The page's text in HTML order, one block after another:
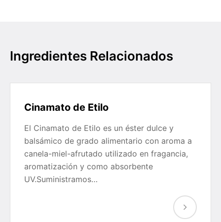
Ingredientes Relacionados
Cinamato de Etilo
El Cinamato de Etilo es un éster dulce y
balsámico de grado alimentario con aroma a
canela-miel-afrutado utilizado en fragancia,
aromatización y como absorbente
UV.Suministramos…